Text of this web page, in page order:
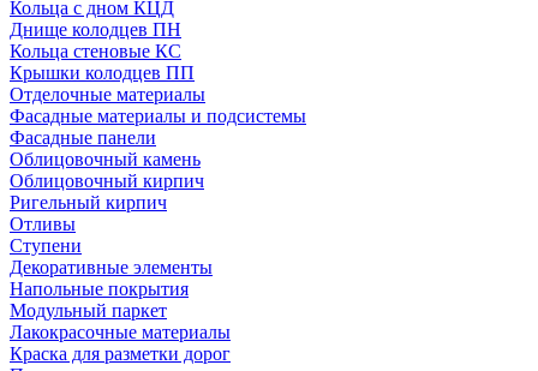
Кольца с дном КЦД
Днище колодцев ПН
Кольца стеновые КС
Крышки колодцев ПП
Отделочные материалы
Фасадные материалы и подсистемы
Фасадные панели
Облицовочный камень
Облицовочный кирпич
Ригельный кирпич
Отливы
Ступени
Декоративные элементы
Напольные покрытия
Модульный паркет
Лакокрасочные материалы
Краска для разметки дорог